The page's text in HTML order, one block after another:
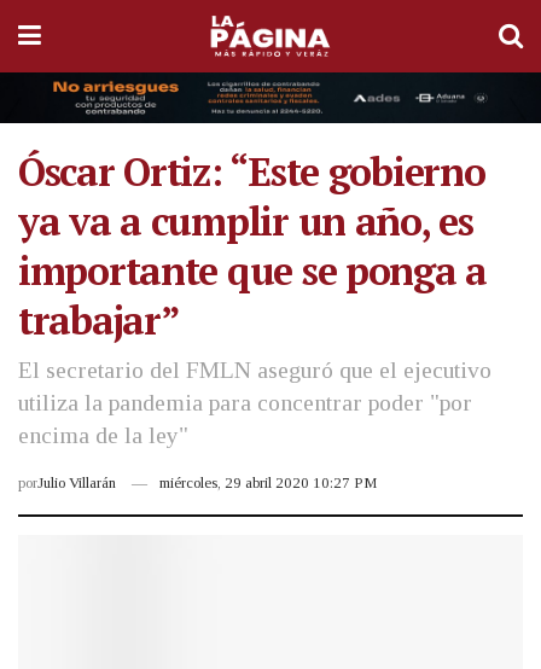
Óscar Ortiz: “Este gobierno
ya va a cumplir un año, es
importante que se ponga a
trabajar”
El secretario del FMLN aseguró que el ejecutivo
utiliza la pandemia para concentrar poder "por
encima de la ley"
porJulio Villarán miércoles, 29 abril 2020 10:27 PM